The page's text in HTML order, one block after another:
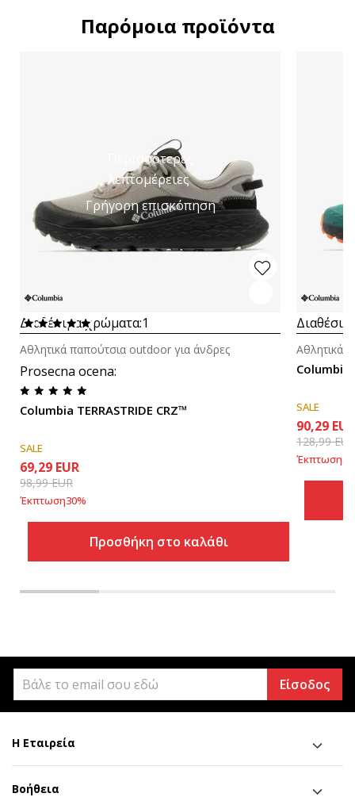
Παρόμοια προϊόντα
Περισσότερες
λεπτομέρειες
Γρήγορη επισκόπηση
Διαθέσιμα χρώματα:1
Prosecna ocena:
Columbia TERRASTRIDE CRZ™
Αθλητικά παπούτσια outdoor για άνδρες
SALE
69,29 EUR
98,99EUR
Έκπτωση30%
Προσθήκη στο καλάθι
Columbia
Αθλητικά
SALE
90,29 EUR
128,99EUR
Έκπτωση30
Είσοδος
Η Εταιρεία
Βοήθεια